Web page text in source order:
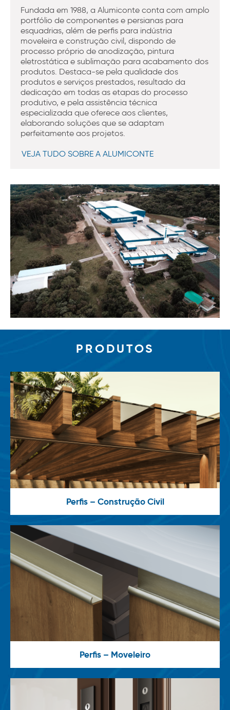
Fundada em 1988, a Alumiconte conta com amplo
portfólio de componentes e persianas para
esquadrias, além de perfis para indústria
moveleira e construção civil, dispondo de
processo próprio de anodização, pintura
eletrostática e sublimação para acabamento dos
produtos. Destaca-se pela qualidade dos
produtos e serviços prestados, resultado da
dedicação em todas as etapas do processo
produtivo, e pela assistência técnica
especializada que oferece aos clientes,
elaborando soluções que se adaptam
perfeitamente aos projetos.
VEJA TUDO SOBRE A ALUMICONTE
PRODUTOS
Perfis – Construção Civil
Perfis – Moveleiro